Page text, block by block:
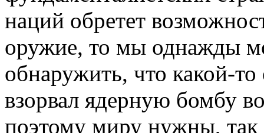
наций обретет
оружие, то мы однажды
обнаружить, что какой-
взорвал ядерную бомбу
поэтому миру нужны, так